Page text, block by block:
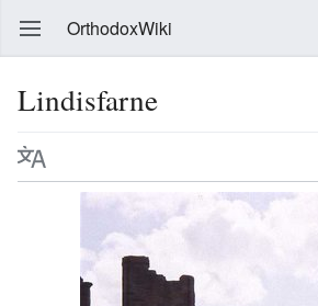
OrthodoxWiki
Lindisfarne